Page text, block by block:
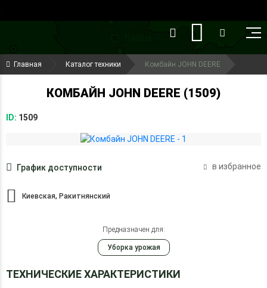
(099) 644-79-22
(050) 416-93-27
Главная Каталог техники Комбайн JOHN DEERE
КОМБАЙН JOHN DEERE (1509)
ID: 1509
График доступности в избранное
Киевская, Ракитнянский
Предназначен для:
Уборка урожая
ТЕХНИЧЕСКИЕ ХАРАКТЕРИСТИКИ